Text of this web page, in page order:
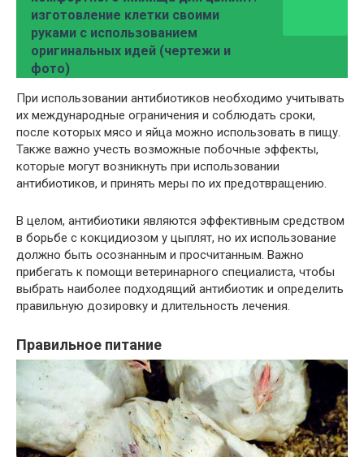
изготовление клетки своими
руками с использованием
оригинальных идей (чертежи и
фото)
При использовании антибиотиков необходимо учитывать
их международные ограничения и соблюдать сроки,
после которых мясо и яйца можно использовать в пищу.
Также важно учесть возможные побочные эффекты,
которые могут возникнуть при использовании
антибиотиков, и принять меры по их предотвращению.
В целом, антибиотики являются эффективным средством
в борьбе с кокцидиозом у цыплят, но их использование
должно быть осознанным и просчитанным. Важно
прибегать к помощи ветеринарного специалиста, чтобы
выбрать наиболее подходящий антибиотик и определить
правильную дозировку и длительность лечения.
Правильное питание